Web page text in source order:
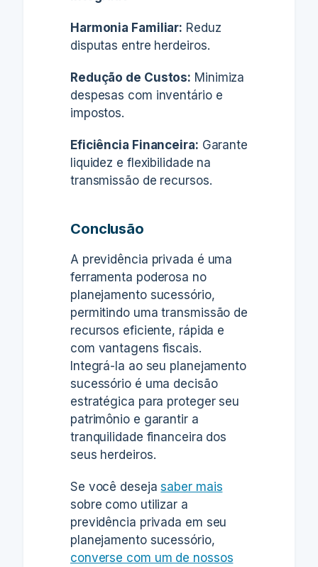
Harmonia Familiar: Reduz
disputas entre herdeiros.
Redução de Custos: Minimiza
despesas com inventário e
impostos.
Eficiência Financeira: Garante
liquidez e flexibilidade na
transmissão de recursos.
Conclusão
A previdência privada é uma
ferramenta poderosa no
planejamento sucessório,
permitindo uma transmissão de
recursos eficiente, rápida e
com vantagens fiscais.
Integrá-la ao seu planejamento
sucessório é uma decisão
estratégica para proteger seu
patrimônio e garantir a
tranquilidade financeira dos
seus herdeiros.
Se você desejasaber mais
sobre como utilizar a
previdência privada em seu
planejamento sucessório,
converse com um de nossos